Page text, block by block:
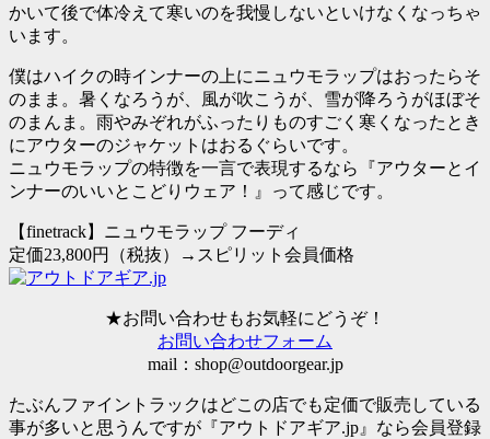
かいて後で体冷えて寒いのを我慢しないといけなくなっちゃ
います。
僕はハイクの時インナーの上にニュウモラップはおったらそ
のまま。暑くなろうが、風が吹こうが、雪が降ろうがほぼそ
のまんま。雨やみぞれがふったりものすごく寒くなったとき
にアウターのジャケットはおるぐらいです。
ニュウモラップの特徴を一言で表現するなら『アウターとイ
ンナーのいいとこどりウェア！』って感じです。
【finetrack】ニュウモラップ フーディ
定価23,800円（税抜）→ スピリット会員価格
★お問い合わせもお気軽にどうぞ！
お問い合わせフォーム
mail：shop@outdoorgear.jp
たぶんファイントラックはどこの店でも定価で販売している
事が多いと思うんですが 『アウトドアギア.jp』なら会員登録